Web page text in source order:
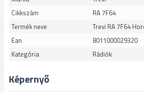
Cikkszám
RA 7F64
Termék neve
Trevi RA 7F64
Ean
8011000029320
Kategória
Rádiók
Képernyő